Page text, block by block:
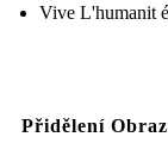
Vive L'humanit
Přidělení